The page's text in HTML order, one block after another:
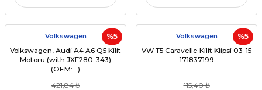
%5
Volkswagen
Volkswagen, Audi A4 A6 Q5 Kilit
Motoru (with JXF280-343)
(OEM:...)
421,84 ₺
%5
Volkswagen
VW T5 Caravelle Kilit Klipsi 03-15
171837199
115,40 ₺